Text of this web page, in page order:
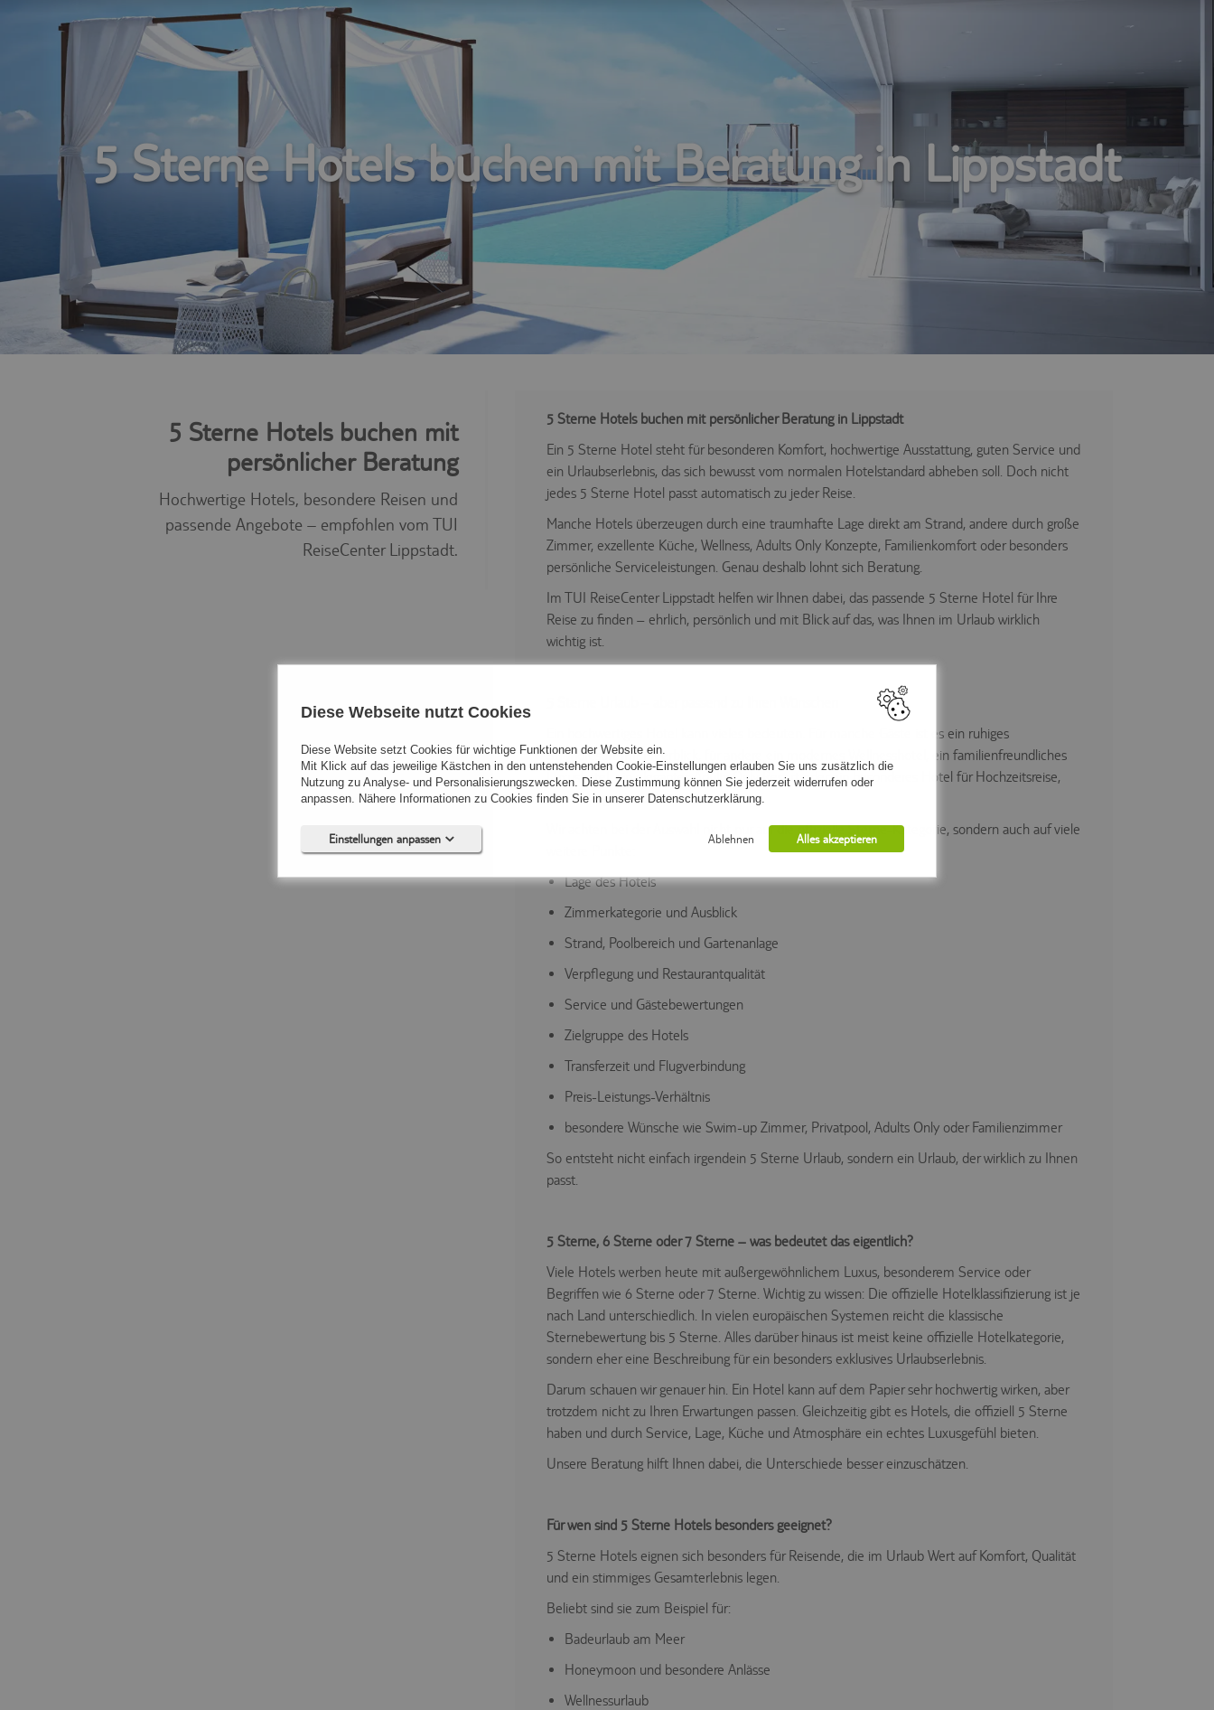
5 Sterne Hotels buchen mit Beratung in Lippstadt
5 Sterne Hotels buchen mit
persönlicher Beratung
Hochwertige Hotels, besondere Reisen und
passende Angebote – empfohlen vom TUI
ReiseCenter Lippstadt.
5 Sterne Hotels buchen mit persönlicher Beratung in Lippstadt
Ein 5 Sterne Hotel steht für besonderen Komfort, hochwertige Ausstattung, guten Service und
ein Urlaubserlebnis, das sich bewusst vom normalen Hotelstandard abheben soll. Doch nicht
jedes 5 Sterne Hotel passt automatisch zu jeder Reise.
Manche Hotels überzeugen durch eine traumhafte Lage direkt am Strand, andere durch große
Zimmer, exzellente Küche, Wellness, Adults Only Konzepte, Familienkomfort oder besonders
persönliche Serviceleistungen. Genau deshalb lohnt sich Beratung.
Im TUI ReiseCenter Lippstadt helfen wir Ihnen dabei, das passende 5 Sterne Hotel für Ihre
Reise zu finden – ehrlich, persönlich und mit Blick auf das, was Ihnen im Urlaub wirklich
wichtig ist.
Ein hochwertiges Hotel kann vieles bedeuten. Für manche Gäste ist es ein ruhiges
Strandresort mit Meerblick, für andere ein modernes Wellnesshotel, ein familienfreundliches
Luxushotel, ein elegantes Adults Only Resort oder ein besonderes Hotel für Hochzeitsreise,
Geburtstag oder Jubiläum.
Wir achten bei der Auswahl nicht nur auf die offizielle Sterne-Kategorie, sondern auch auf viele
Lage des Hotels
Zimmerkategorie und Ausblick
Strand, Poolbereich und Gartenanlage
Verpflegung und Restaurantqualität
Service und Gästebewertungen
Zielgruppe des Hotels
Transferzeit und Flugverbindung
Preis-Leistungs-Verhältnis
besondere Wünsche wie Swim-up Zimmer, Privatpool, Adults Only oder Familienzimmer
So entsteht nicht einfach irgendein 5 Sterne Urlaub, sondern ein Urlaub, der wirklich zu Ihnen
passt.
5 Sterne, 6 Sterne oder 7 Sterne – was bedeutet das eigentlich?
Viele Hotels werben heute mit außergewöhnlichem Luxus, besonderem Service oder
Begriffen wie 6 Sterne oder 7 Sterne. Wichtig zu wissen: Die offizielle Hotelklassifizierung ist je
nach Land unterschiedlich. In vielen europäischen Systemen reicht die klassische
Sternebewertung bis 5 Sterne. Alles darüber hinaus ist meist keine offizielle Hotelkategorie,
sondern eher eine Beschreibung für ein besonders exklusives Urlaubserlebnis.
Darum schauen wir genauer hin. Ein Hotel kann auf dem Papier sehr hochwertig wirken, aber
trotzdem nicht zu Ihren Erwartungen passen. Gleichzeitig gibt es Hotels, die offiziell 5 Sterne
haben und durch Service, Lage, Küche und Atmosphäre ein echtes Luxusgefühl bieten.
Unsere Beratung hilft Ihnen dabei, die Unterschiede besser einzuschätzen.
Für wen sind 5 Sterne Hotels besonders geeignet?
5 Sterne Hotels eignen sich besonders für Reisende, die im Urlaub Wert auf Komfort, Qualität
und ein stimmiges Gesamterlebnis legen.
Beliebt sind sie zum Beispiel für:
Badeurlaub am Meer
Honeymoon und besondere Anlässe
Wellnessurlaub
Diese Webseite nutzt Cookies
Diese Website setzt Cookies für wichtige Funktionen der Website ein.
Mit Klick auf das jeweilige Kästchen in den untenstehenden Cookie-Einstellungen erlauben Sie uns zusätzlich die
Nutzung zu Analyse- und Personalisierungszwecken. Diese Zustimmung können Sie jederzeit widerrufen oder
anpassen. Nähere Informationen zu Cookies finden Sie in unserer Datenschutzerklärung.
Einstellungen anpassen Ablehnen Alles akzeptieren
Keine Cookies erforderlich.